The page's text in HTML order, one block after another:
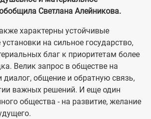
Светлана Алейникова.
характерны устойчивые
установки на сильное государство,
благ к приоритетам более
Велик запрос в обществе на
общение и обратную связь,
важных решений. И еще один
общества - на развитие, желание